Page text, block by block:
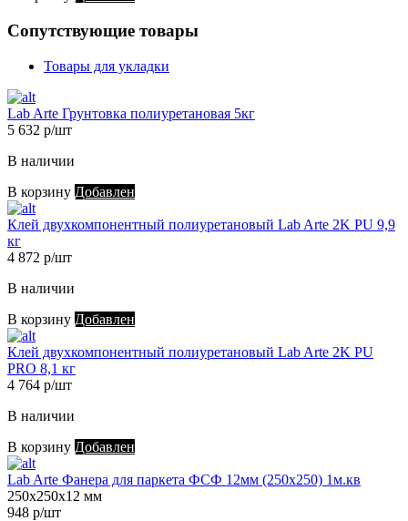
Сопутствующие товары
Товары для укладки
Lab Arte Грунтовка полиуретановая 5кг
5 632 р/шт
В наличии
В корзину Добавлен
Клей двухкомпонентный полиуретановый Lab Arte 2K PU 9,9
кг
4 872 р/шт
В наличии
В корзину Добавлен
Клей двухкомпонентный полиуретановый Lab Arte 2K PU
PRO 8,1 кг
4 764 р/шт
В наличии
В корзину Добавлен
Lab Arte Фанера для паркета ФСФ 12мм (250х250) 1м.кв
250х250х12 мм
948 р/шт